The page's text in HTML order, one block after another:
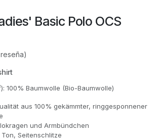
Basic Polo OCS
100% Baumwolle (Bio-Baumwolle)
aus 100% gekämmter, ringgesponnener
und Armbündchen
Seitenschlitze